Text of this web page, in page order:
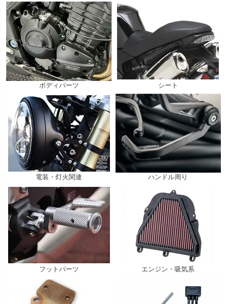
ボディパーツ シート
電装・灯火関連 ハンドル周り
フットパーツ エンジン・吸気系